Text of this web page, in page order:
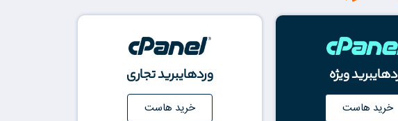
ویژه
خرید هاست
وردهایبرید تجاری
خرید هاست